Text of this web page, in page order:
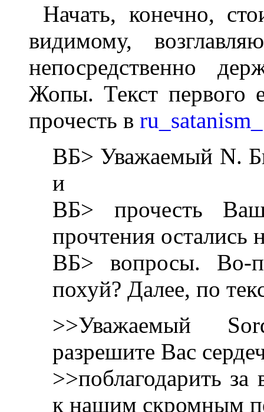
Начать, конечно,
видимому,
непосредственно
Жопы. Текст первого
прочесть в
ВБ> Уважаемый N.
и
ВБ> прочесть
прочтения остались
ВБ> вопросы. Во-
похуй? Далее, по
>>Уважаемый
разрешите Вас
>>поблагодарить
к нашим скромным